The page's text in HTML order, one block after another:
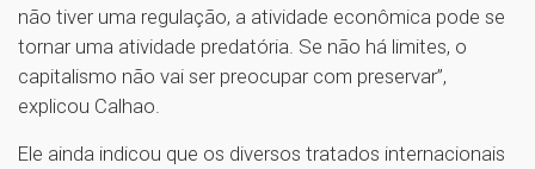
não tiver uma regulação, a atividade econômica pode se
tornar uma atividade predatória. Se não há limites, o
capitalismo não vai ser preocupar com preservar”,
explicou Calhao.
Ele ainda indicou que os diversos tratados internacionais